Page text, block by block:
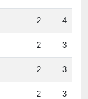
2 4
2 3
2 3
2 3